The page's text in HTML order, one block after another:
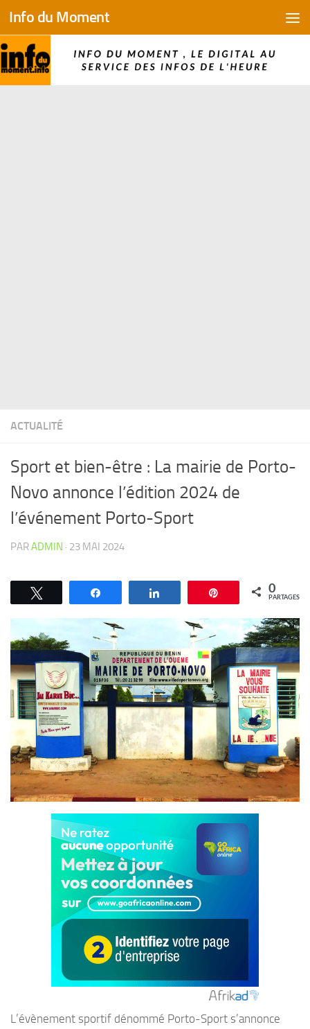
Skip to content
Info du Moment
ACTUALITÉ
Sport et bien-être : La mairie de Porto-
Novo annonce l’édition 2024 de
l’événement Porto-Sport
PARADMIN · 23 MAI 2024
Épingle 0
PARTAGES
L’évènement sportif dénommé Porto-Sport s’annonce